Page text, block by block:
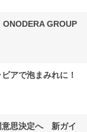
GROUP
アで泡まみれに！
意思決定へ 新ガイ